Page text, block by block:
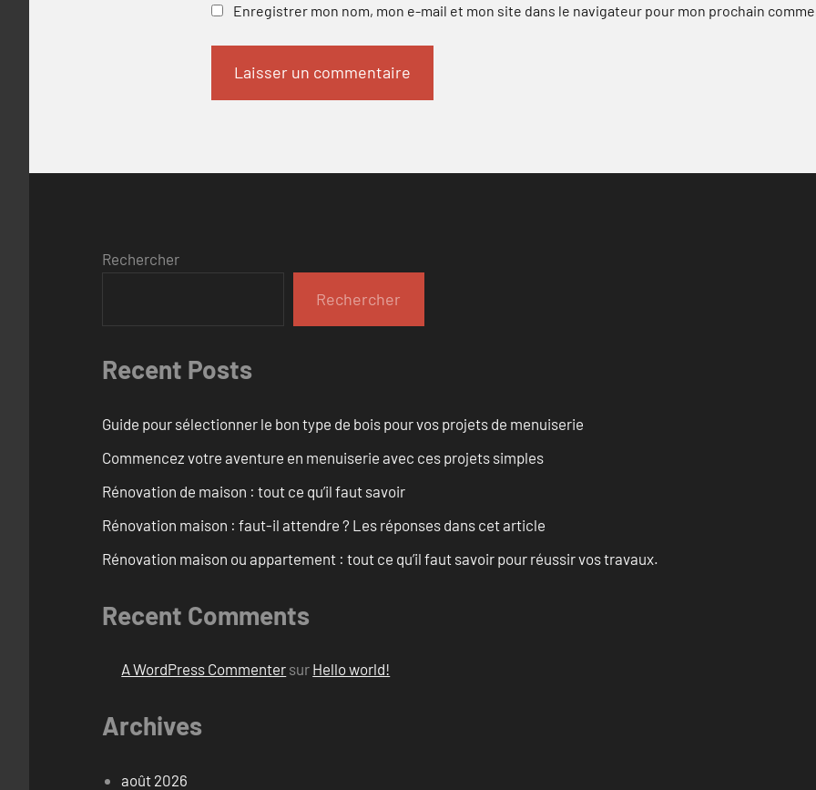
Enregistrer mon nom, mon e-mail et mon site dans le navigateur pour mon prochain
Rechercher
Rechercher
Recent Posts
Guide pour sélectionner le bon type de bois pour vos projets de menuiserie
Commencez votre aventure en menuiserie avec ces projets simples
Rénovation de maison : tout ce qu’il faut savoir
Rénovation maison : faut-il attendre ? Les réponses dans cet article
Rénovation maison ou appartement : tout ce qu’il faut savoir pour réussir vos travaux.
Recent Comments
A WordPress Commenter sur Hello world!
Archives
août 2026